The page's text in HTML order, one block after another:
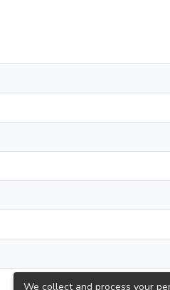
We collect and process your